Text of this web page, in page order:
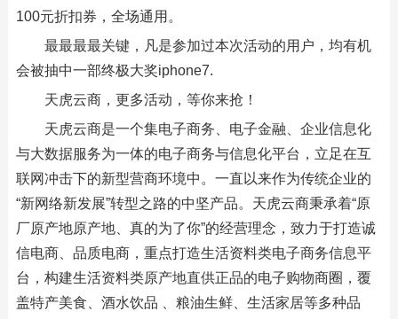
100元折扣券，全场通用。
最最最最关键，凡是参加过本次活动的用户，均有机
会被抽中一部终极大奖iphone7.
天虎云商，更多活动，等你来抢！
天虎云商是一个集电子商务、电子金融、企业信息化
与大数据服务为一体的电子商务与信息化平台，立足在互
联网冲击下的新型营商环境中。一直以来作为传统企业的
“新网络新发展”转型之路的中坚产品。天虎云商秉承着“原
厂原产地原产地、真的为了你”的经营理念，致力于打造诚
信电商、品质电商，重点打造生活资料类电子商务信息平
台，构建生活资料类原产地直供正品的电子购物商圈，覆
盖特产美食、酒水饮品 、粮油生鲜、生活家居等多种品